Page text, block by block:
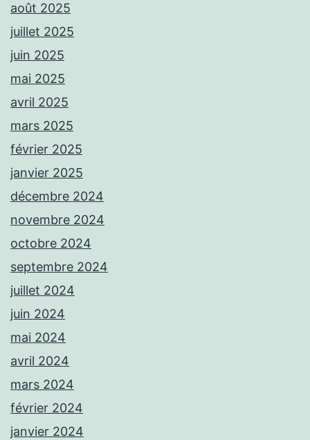
août 2025
juillet 2025
juin 2025
mai 2025
avril 2025
mars 2025
février 2025
janvier 2025
décembre 2024
novembre 2024
octobre 2024
septembre 2024
juillet 2024
juin 2024
mai 2024
avril 2024
mars 2024
février 2024
janvier 2024